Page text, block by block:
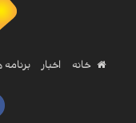
خانه اخبار برنامه